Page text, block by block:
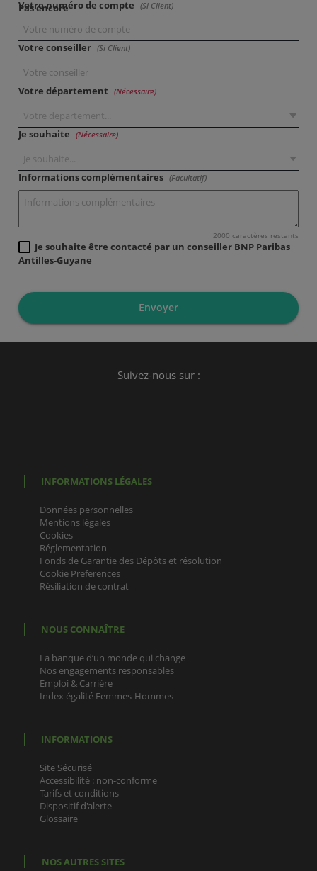
Pas encore
Votre numéro de compte (Si Client)
Votre conseiller (Si Client)
Votre département (Nécessaire)
Je souhaite (Nécessaire)
Informations complémentaires (Facultatif)
2000 caractères restants
Je souhaite être contacté par un conseiller BNP Paribas
Antilles-Guyane
Suivez-nous sur :
INFORMATIONS LÉGALES
Données personnelles
Mentions légales
Cookies
Réglementation
Fonds de Garantie des Dépôts et résolution
Cookie Preferences
Résiliation de contrat
NOUS CONNAÎTRE
La banque d’un monde qui change
Nos engagements responsables
Emploi & Carrière
Index égalité Femmes-Hommes
INFORMATIONS
Site Sécurisé
Accessibilité : non-conforme
Tarifs et conditions
Dispositif d'alerte
Glossaire
NOS AUTRES SITES